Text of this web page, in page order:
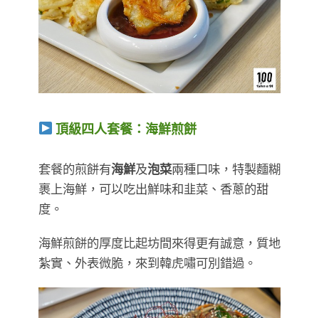
頂級四人套餐：海鮮煎餅
​​​​​​​套餐的煎餅有海鮮及泡菜兩種口味，特製麵糊
裹上海鮮，可以吃出鮮味和韭菜、香蔥的甜
度。
海鮮煎餅的厚度比起坊間來得更有誠意，質地
紮實、外表微脆，來到韓虎嘯可別錯過。